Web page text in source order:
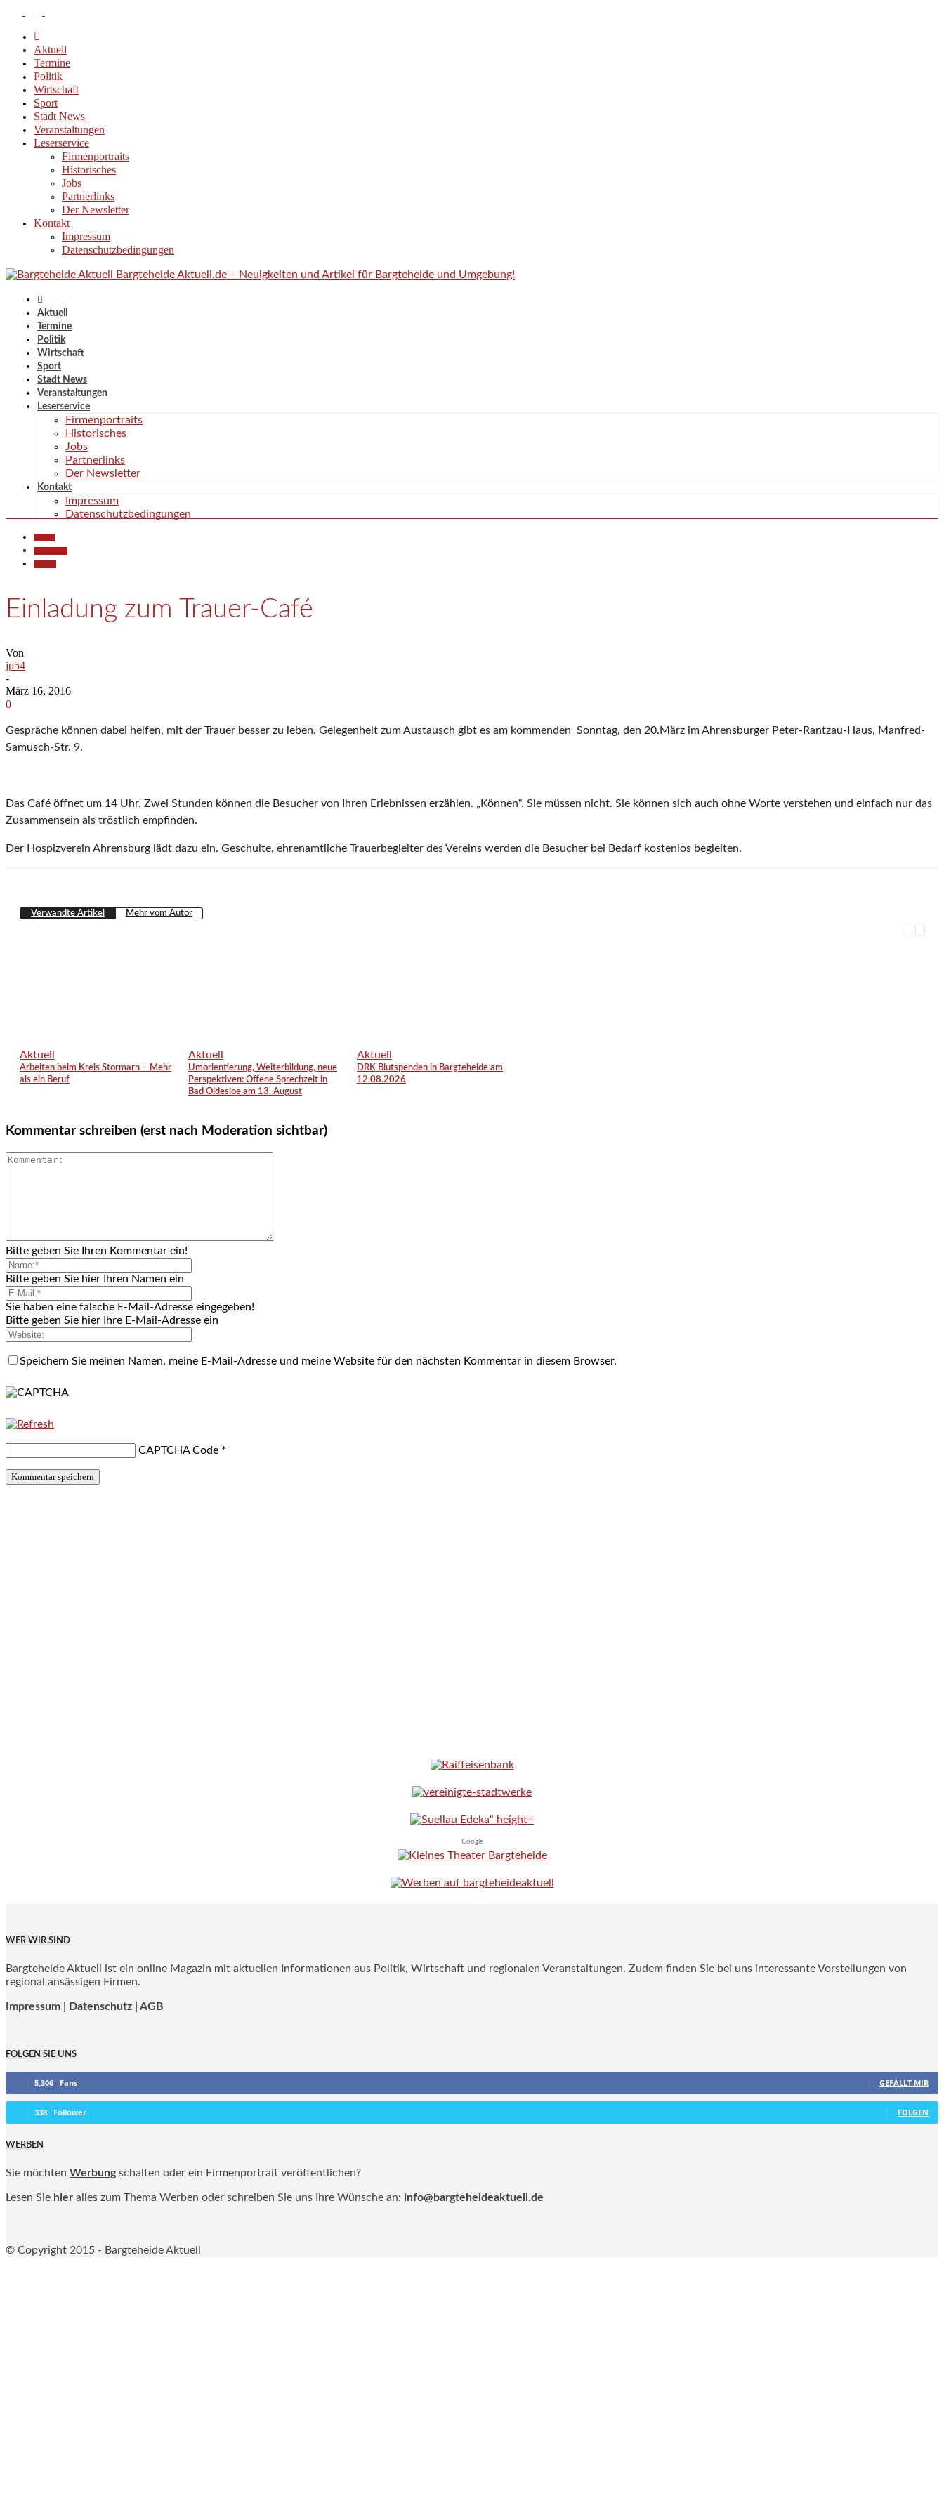
Aktuell
Termine
Politik
Wirtschaft
Sport
Stadt News
Veranstaltungen
Leserservice
Firmenportraits
Historisches
Jobs
Partnerlinks
Der Newsletter
Kontakt
Impressum
Datenschutzbedingungen
Bargteheide Aktuell.de – Neuigkeiten und Artikel für Bargteheide und Umgebung!
Aktuell
Termine
Politik
Wirtschaft
Sport
Stadt News
Veranstaltungen
Leserservice
Firmenportraits
Historisches
Jobs
Partnerlinks
Der Newsletter
Kontakt
Impressum
Datenschutzbedingungen
Einladung zum Trauer-Café
Von
jp54
-
März 16, 2016
0
Gespräche können dabei helfen, mit der Trauer besser zu leben. Gelegenheit zum Austausch gibt es am kommenden Sonntag, den 20.März im Ahrensburger Peter-Rantzau-Haus, Manfred-
Samusch-Str. 9.
Das Café öffnet um 14 Uhr. Zwei Stunden können die Besucher von Ihren Erlebnissen erzählen. „Können“. Sie müssen nicht. Sie können sich auch ohne Worte verstehen und einfach nur das
Zusammensein als tröstlich empfinden.
Der Hospizverein Ahrensburg lädt dazu ein. Geschulte, ehrenamtliche Trauerbegleiter des Vereins werden die Besucher bei Bedarf kostenlos begleiten.
Verwandte Artikel Mehr vom Autor
Aktuell
Arbeiten beim Kreis Stormarn – Mehr
als ein Beruf
Aktuell
Umorientierung, Weiterbildung, neue
Perspektiven: Offene Sprechzeit in
Bad Oldesloe am 13. August
Aktuell
DRK Blutspenden in Bargteheide am
12.08.2026
Kommentar schreiben (erst nach Moderation sichtbar)
Bitte geben Sie Ihren Kommentar ein!
Bitte geben Sie hier Ihren Namen ein
Sie haben eine falsche E-Mail-Adresse eingegeben!
Bitte geben Sie hier Ihre E-Mail-Adresse ein
Speichern Sie meinen Namen, meine E-Mail-Adresse und meine Website für den nächsten Kommentar in diesem Browser.
CAPTCHA Code *
Google
WER WIR SIND
Bargteheide Aktuell ist ein online Magazin mit aktuellen Informationen aus Politik, Wirtschaft und regionalen Veranstaltungen. Zudem finden Sie bei uns interessante Vorstellungen von
regional ansässigen Firmen.
Impressum Datenschutz | AGB
FOLGEN SIE UNS
5,306 Fans GEFÄLLT MIR
338 Follower FOLGEN
WERBEN
Sie möchten Werbung schalten oder ein Firmenportrait veröffentlichen?
Lesen Sie hier alles zum Thema Werben oder schreiben Sie uns Ihre Wünsche an: info@bargteheideaktuell.de
© Copyright 2015 - Bargteheide Aktuell